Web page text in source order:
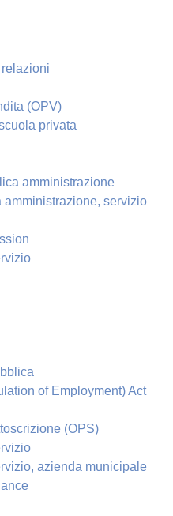
(OPV)
privata
amministrazione
servizio
of Employment) Act
(OPS)
azienda municipale